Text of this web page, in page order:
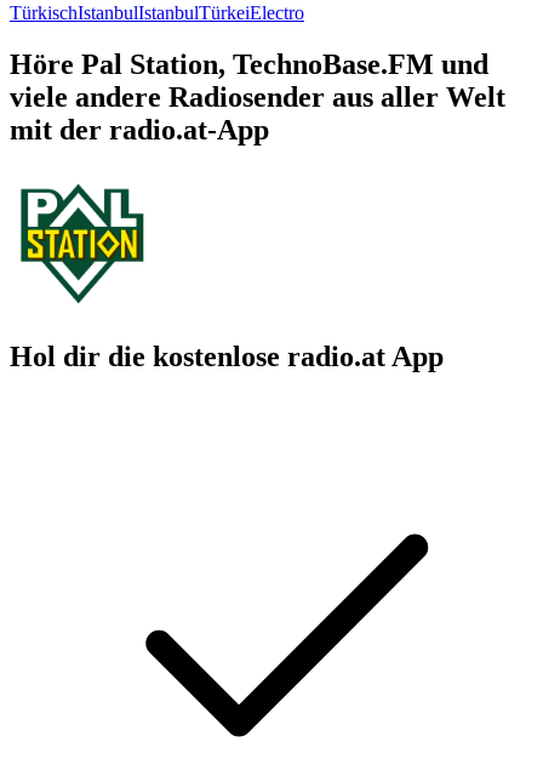
TürkischIstanbulIstanbulTürkeiElectro
Höre Pal Station, TechnoBase.FM und
viele andere Radiosender aus aller Welt
mit der radio.at-App
Hol dir die kostenlose radio.at App